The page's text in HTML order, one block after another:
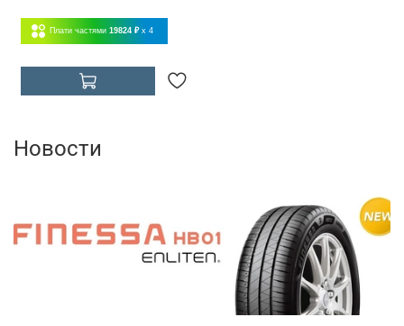
Плати частями 19824 ₽ x 4
Новости